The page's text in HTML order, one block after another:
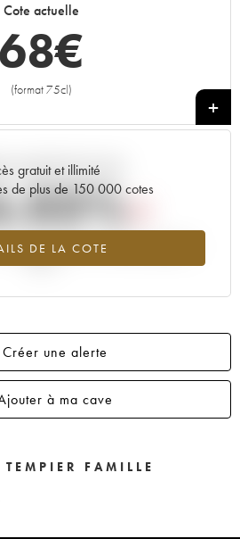
1998
1992
Cote actuelle
68€
(format 75cl)
+
gratuit et illimité
de plus de 150 000 cotes
DE LA COTE
actuelle de la cote
millésime 2003 en 2026 par rapport à
Créer une alerte
à ma cave
FAMILLE